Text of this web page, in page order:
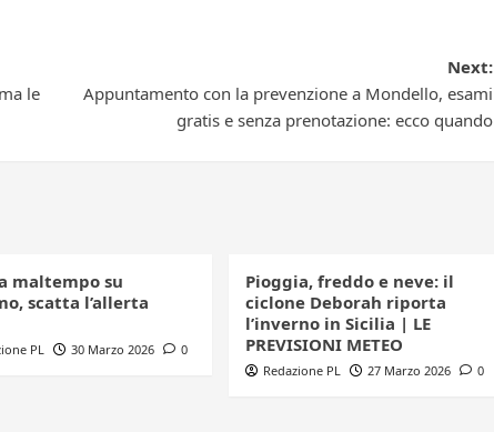
le
Next:
Appuntamento con la prevenzione a Mondello, esami
gratis e senza prenotazione: ecco quando
maltempo su
scatta l’allerta
PL 30 Marzo 2026 0
Pioggia, freddo e neve: il
ciclone Deborah riporta
l’inverno in Sicilia | LE
PREVISIONI METEO
Redazione PL 27 Marzo 2026 0